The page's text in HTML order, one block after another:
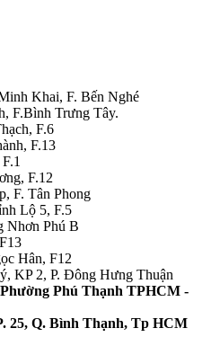
Khai, F. Bến Nghé
F.Bình Trưng Tây.
F.6
F.13
F.12
F. Tân Phong
Lộ 5, F.5
Nhơn Phú B
Hân, F12
KP 2, P. Đông Hưng Thuận
Phú Thạnh TPHCM -
25, Q. Bình Thạnh, Tp HCM